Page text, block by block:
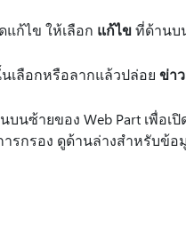
ก้ไข ให้เลือก แก้ไขที่ด้านบ
เลือกหรือลากแล้วปล่อย ข่า
บนซ้ายของ Web Part เพื่อ
รกรอง ดูด้านล่างสําหรับข้อ